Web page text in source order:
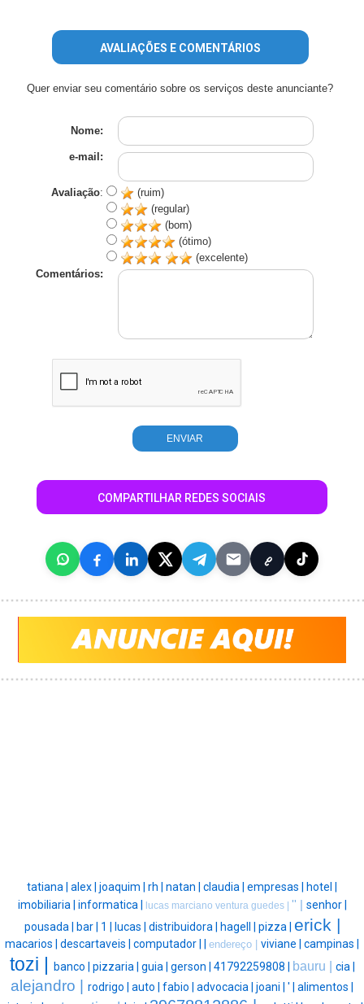
AVALIAÇÕES E COMENTÁRIOS
Quer enviar seu comentário sobre os serviços deste anunciante?
Nome:
e-mail:
Avaliação:
(ruim)
(regular)
(bom)
(ótimo)
(excelente)
Comentários:
COMPARTILHAR REDES SOCIAIS
tatiana | alex | joaquim | rh | natan | claudia | empresas |
hotel |
imobiliaria | informatica | lucas marciano ventura guedes | '' | senhor |
pousada |
bar | 1 | lucas | distribuidora | hagell | pizza | erick |
macarios | descartaveis | computador | endereço | viviane | campinas |
tozi | banco | pizzaria | guia | gerson | 41792259808 | bauru | cia |
alejandro | rodrigo | auto | fabio | advocacia | joani | ' | alimentos |